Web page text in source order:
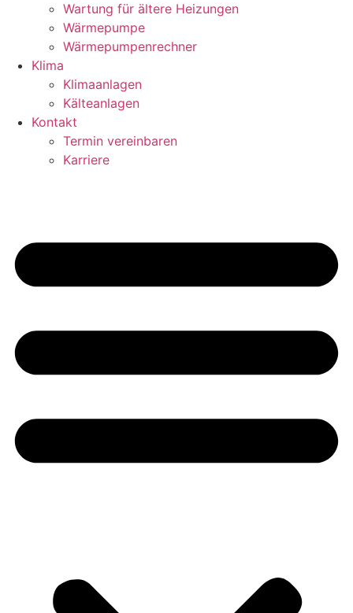
Wartung für ältere Heizungen
Wärmepumpe
Wärmepumpenrechner
Klima
Klimaanlagen
Kälteanlagen
Kontakt
Termin vereinbaren
Karriere